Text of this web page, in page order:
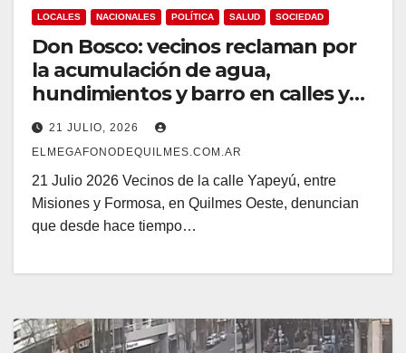
LOCALES NACIONALES POLÍTICA SALUD SOCIEDAD
Don Bosco: vecinos reclaman por
la acumulación de agua,
hundimientos y barro en calles y
veredas.
21 JULIO, 2026
ELMEGAFONODEQUILMES.COM.AR
21 Julio 2026 Vecinos de la calle Yapeyú, entre
Misiones y Formosa, en Quilmes Oeste, denuncian
que desde hace tiempo…